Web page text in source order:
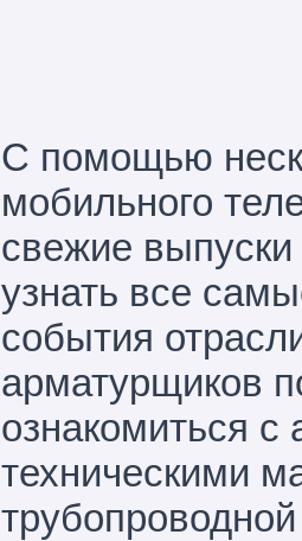
С помощью
мобильного
свежие
узнать все
события
арматурщиков
ознакомиться с
техническими